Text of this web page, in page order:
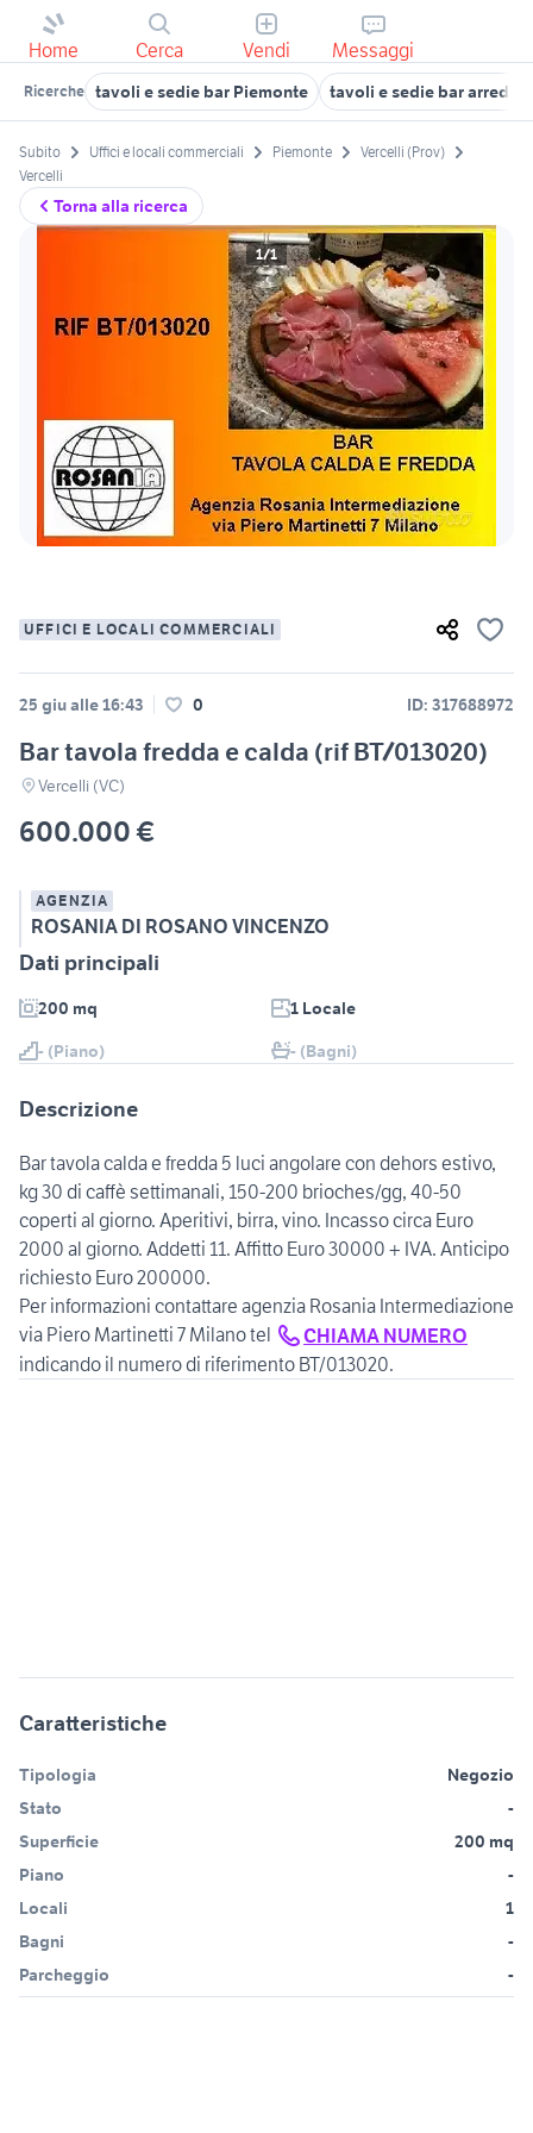
Home Cerca Vendi Messaggi
Ricerche tavoli e sedie bar Piemonte tavoli e sedie bar
Torna alla ricerca
Subito Uffici e locali commerciali Piemonte
Vercelli (Prov)
Vercelli
1/1
UFFICI E LOCALI COMMERCIALI
25 giu alle 16:43 0 ID: 317688972
Bar tavola fredda e calda (rif BT/013020)
Vercelli (VC)
600.000 €
AGENZIA
ROSANIA DI ROSANO VINCENZO
Dati principali
200 mq
1 Locale
- (Piano)
- (Bagni)
Descrizione
Bar tavola calda e fredda 5 luci angolare con dehors estivo,
kg 30 di caffè settimanali, 150-200 brioches/gg, 40-50
coperti al giorno. Aperitivi, birra, vino. Incasso circa Euro
2000 al giorno. Addetti 11. Affitto Euro 30000 + IVA. Anticipo
richiesto Euro 200000.
Per informazioni contattare agenzia Rosania Intermediazione
via Piero Martinetti 7 Milano tel
CHIAMA NUMERO
indicando il numero di riferimento BT/013020.
Caratteristiche
Tipologia
Negozio
Stato
-
Superficie
200 mq
Piano
-
Locali
1
Bagni
-
Parcheggio
-